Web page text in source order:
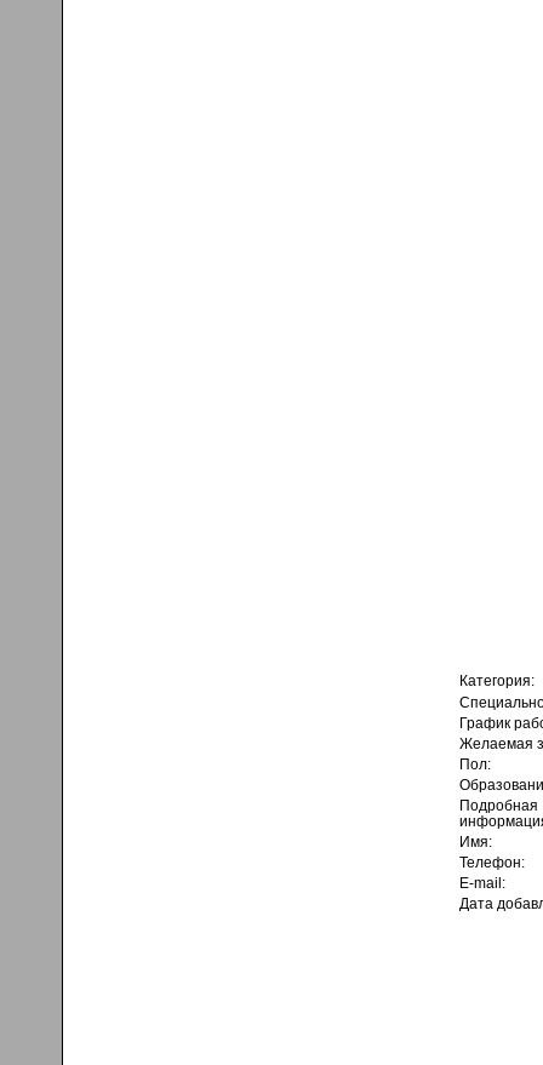
Категория:
График
Желаемая
Пол:
Подробная
Имя:
Телефон:
E-mail:
Дата